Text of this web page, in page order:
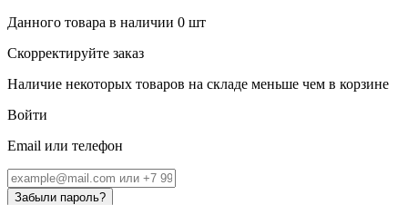
Данного товара в наличии 0 шт
Скорректируйте заказ
Наличие некоторых товаров на складе меньше чем в корзине
Войти
Email или телефон
Забыли пароль?